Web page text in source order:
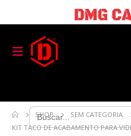
Search
for:
SHOP
SEM CATEGORIA
KIT TACO DE ACABAMENTO PARA